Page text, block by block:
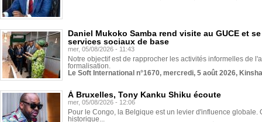
Daniel Mukoko Samba rend visite au GUCE et
services sociaux de base
mer, 05/08/2026 - 11:43
Notre objectif est de rapprocher les activités informelles de
formalisation.
Le Soft International n°1670, mercredi, 5 août 2026,
À Bruxelles, Tony Kanku Shiku écoute
mer, 05/08/2026 - 12:06
Pour le Congo, la Belgique est un levier d'influence globale.
historique...